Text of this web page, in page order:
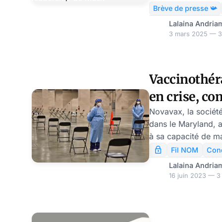
poursuit son
traverse une
managériale. Les
politique croissante
position
agressive
Brève de presse 📯
Lalaina
3 mars 2025 —
en crise,
tente de
Novavax, la
dans le Maryland,
à sa capacité de
la baisse des
le Covid-19. Mais
survie consistant
Fil NOM
Lalaina
16 juin 2023 — 3